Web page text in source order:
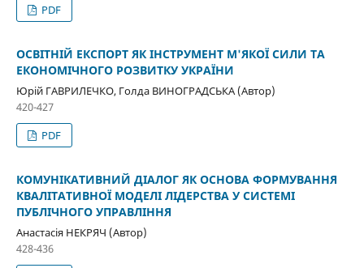
PDF
ОСВІТНІЙ ЕКСПОРТ ЯК ІНСТРУМЕНТ М'ЯКОЇ СИЛИ ТА
ЕКОНОМІЧНОГО РОЗВИТКУ УКРАЇНИ
Юрій ГАВРИЛЕЧКО, Голда ВИНОГРАДСЬКА (Автор)
420-427
PDF
КОМУНІКАТИВНИЙ ДІАЛОГ ЯК ОСНОВА ФОРМУВАННЯ
КВАЛІТАТИВНОЇ МОДЕЛІ ЛІДЕРСТВА У СИСТЕМІ
ПУБЛІЧНОГО УПРАВЛІННЯ
Анастасія НЕКРЯЧ (Автор)
428-436